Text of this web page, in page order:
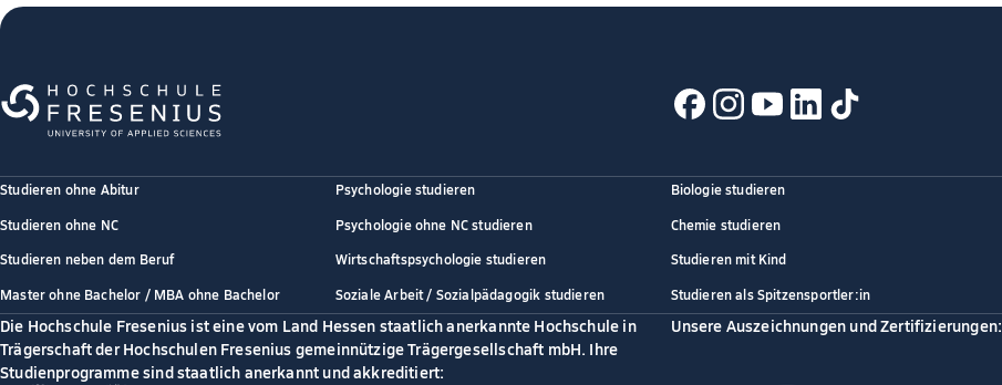
Studieren ohne Abitur
Studieren ohne NC
Studieren neben dem Beruf
Master ohne Bachelor / MBA ohne Bachelor
Psychologie studieren
Psychologie ohne NC studieren
Wirtschaftspsychologie studieren
Soziale Arbeit / Sozialpädagogik studieren
Biologie studieren
Chemie studieren
Studieren mit Kind
Studieren als Spitzensportler:in
Die Hochschule Fresenius ist eine vom Land Hessen staatlich anerkannte Hochschule in
Trägerschaft der Hochschulen Fresenius gemeinnützige Trägergesellschaft mbH. Ihre
Studienprogramme sind staatlich anerkannt und akkreditiert:
Unsere Auszeichnungen und Zertifizierungen: